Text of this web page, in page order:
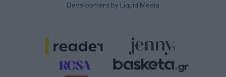
Development by Liquid Media